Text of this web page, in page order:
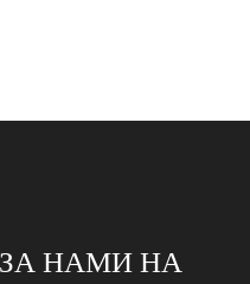
НАМИ НА